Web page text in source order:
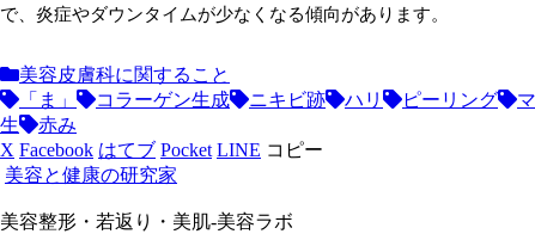
で、炎症やダウンタイムが少なくなる傾向があります。
美容皮膚科に関すること
「ま」
コラーゲン生成 ニキビ跡 ハリ ピーリング
生
赤み
X Facebook はてブ Pocket LINE コピー
美容と健康の研究家
美容整形・若返り・美肌-美容ラボ